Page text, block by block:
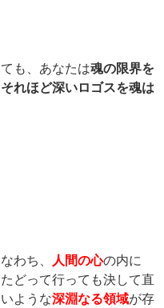
も、あなたは魂の限界を
それほど深いロゴスを魂は
わち、 人間の心の内に
どって行っても決して直
ような深淵なる領域が存